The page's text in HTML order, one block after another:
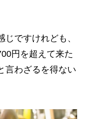
ですけれども、
円を超えて来た
言わざるを得ない